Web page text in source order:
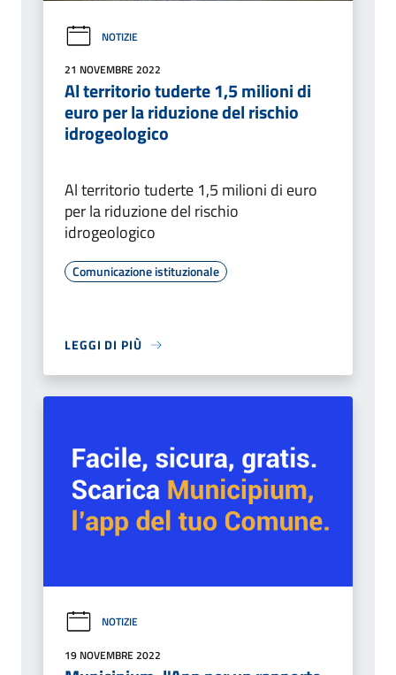
NOTIZIE
21 NOVEMBRE 2022
Al territorio tuderte 1,5 milioni di
euro per la riduzione del rischio
idrogeologico
Al territorio tuderte 1,5 milioni di euro
per la riduzione del rischio
idrogeologico
Comunicazione istituzionale
LEGGI DI PIÙ
NOTIZIE
19 NOVEMBRE 2022